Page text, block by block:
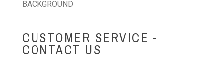
BACKGROUND
CUSTOMER SERVICE -
CONTACT US